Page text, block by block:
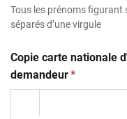
Tous les prénoms figurant
séparés d’une virgule
Copie carte nationale
demandeur(obligatoire)
*